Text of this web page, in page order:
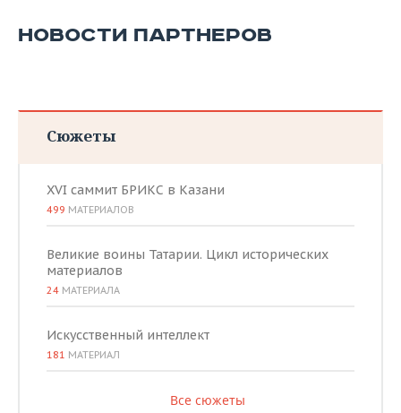
НОВОСТИ ПАРТНЕРОВ
Сюжеты
XVI саммит БРИКС в Казани
499 МАТЕРИАЛОВ
Великие воины Татарии. Цикл исторических
материалов
24 МАТЕРИАЛА
Искусственный интеллект
181 МАТЕРИАЛ
Все сюжеты